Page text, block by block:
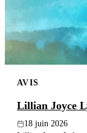
AVIS
Lillian Joyce
18 juin 2026